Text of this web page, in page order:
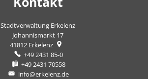
Stadtverwaltung Erkelenz
Johannismarkt 17
41812 Erkelenz
+49 2431 85-0
+49 2431 70558
info@erkelenz.de